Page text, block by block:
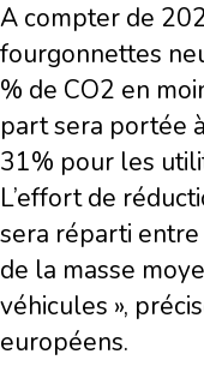
A compter de
fourgonnettes
% de CO2 en
part sera portée
31% pour les
L’effort de
sera réparti
de la masse
véhicules »,
européens.